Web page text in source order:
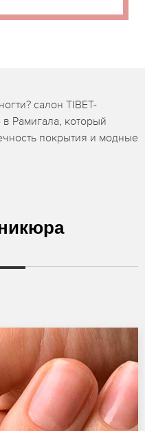
салон TIBET-
Рамигала, который
покрытия и модные